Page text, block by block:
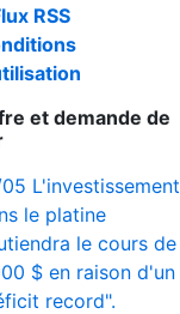
RSS
et demande de
L'investissement
le platine
le cours de
$ en raison d'un
record".